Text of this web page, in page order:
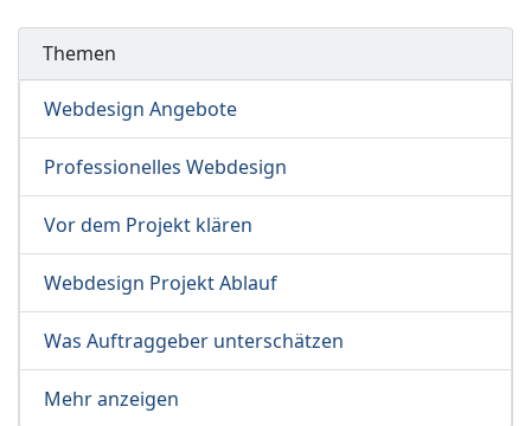
Themen
Webdesign Angebote
Professionelles Webdesign
Vor dem Projekt klären
Webdesign Projekt Ablauf
Was Auftraggeber unterschätzen
Mehr anzeigen